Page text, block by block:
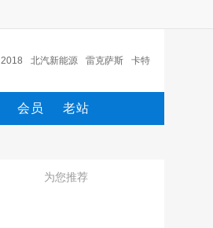
北汽新能源 雷克萨斯 卡特 大众
一汽解放 2022
会员 老站
为您推荐